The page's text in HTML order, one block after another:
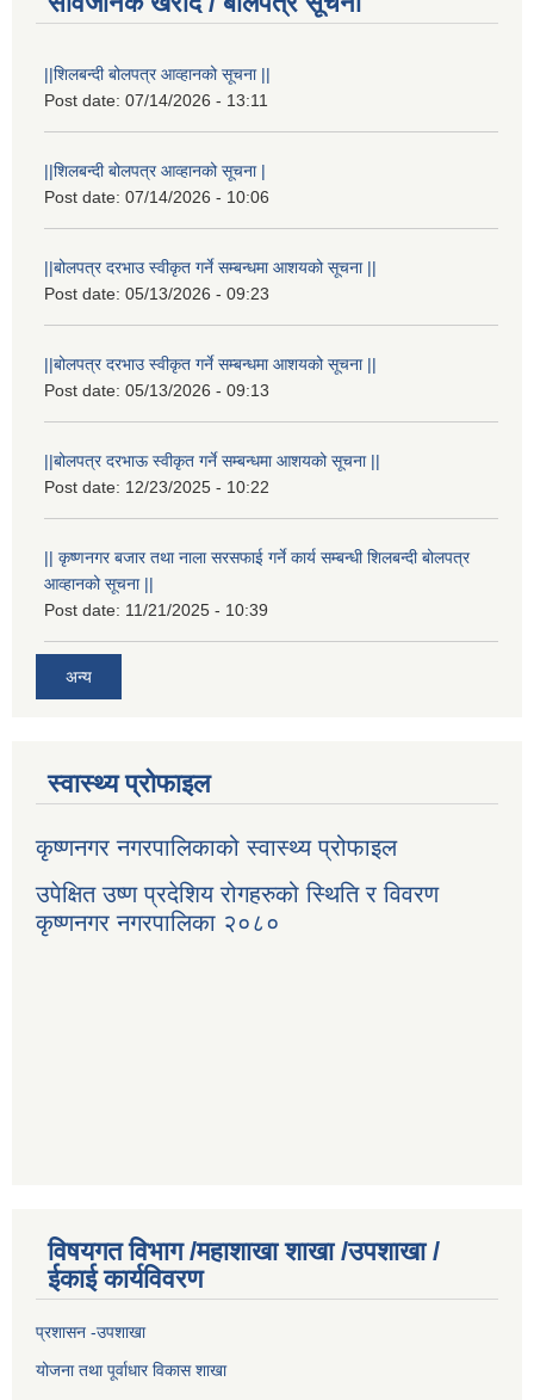
||शिलबन्दी बोलपत्र आव्हानको सूचना ||
Post date: 07/14/2026 - 13:11
||शिलबन्दी बोलपत्र आव्हानको सूचना |
Post date: 07/14/2026 - 10:06
||बोलपत्र दरभाउ स्वीकृत गर्ने सम्बन्धमा आशयको सूचना ||
Post date: 05/13/2026 - 09:23
||बोलपत्र दरभाउ स्वीकृत गर्ने सम्बन्धमा आशयको सूचना ||
Post date: 05/13/2026 - 09:13
||बोलपत्र दरभाऊ स्वीकृत गर्ने सम्बन्धमा आशयको सूचना ||
Post date: 12/23/2025 - 10:22
|| कृष्णनगर बजार तथा नाला सरसफाई गर्ने कार्य सम्बन्धी शिलबन्दी बोलपत्र
आव्हानको सूचना ||
Post date: 11/21/2025 - 10:39
अन्य
स्वास्थ्य प्रोफाइल
कृष्णनगर नगरपालिकाको स्वास्थ्य प्रोफाइल
उपेक्षित उष्ण प्रदेशिय रोगहरुको स्थिति र विवरण
कृष्णनगर नगरपालिका २०८०
विषयगत विभाग /महाशाखा शाखा /उपशाखा /
ईकाई कार्यविवरण
प्रशासन -उपशाखा
योजना तथा पूर्वाधार विकास शाखा